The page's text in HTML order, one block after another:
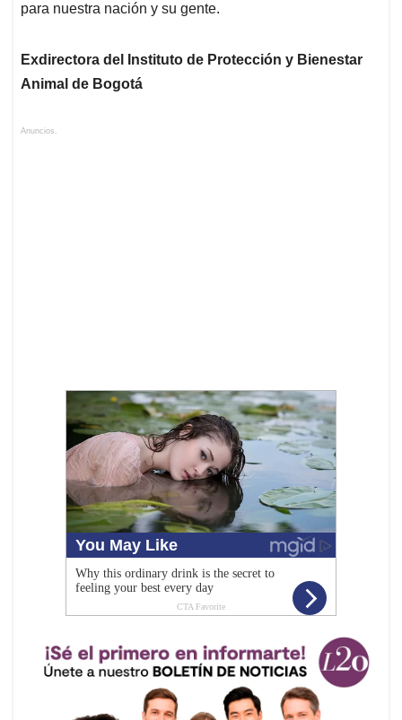
para nuestra nación y su gente.
Exdirectora del Instituto de Protección y Bienestar
Animal de Bogotá
Anuncios.